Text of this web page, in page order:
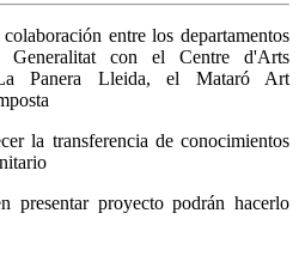
entre los departamentos
con el Centre d'Arts
Panera Lleida, el Mataró Art
la transferencia de conocimientos
presentar proyecto podrán hacerlo